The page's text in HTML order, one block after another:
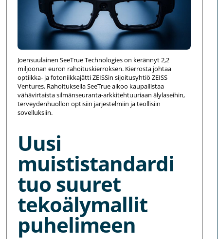
Joensuulainen SeeTrue Technologies on kerännyt 2,2
miljoonan euron rahoituskierroksen. Kierrosta johtaa
optiikka- ja fotoniikkajätti ZEISSin sijoitusyhtiö ZEISS
Ventures. Rahoituksella SeeTrue aikoo kaupallistaa
vähävirtaista silmänseuranta-arkkitehtuuriaan älylaseihin,
terveydenhuollon optisiin järjestelmiin ja teollisiin
sovelluksiin.
Uusi
muististandardi
tuo suuret
tekoälymallit
puhelimeen